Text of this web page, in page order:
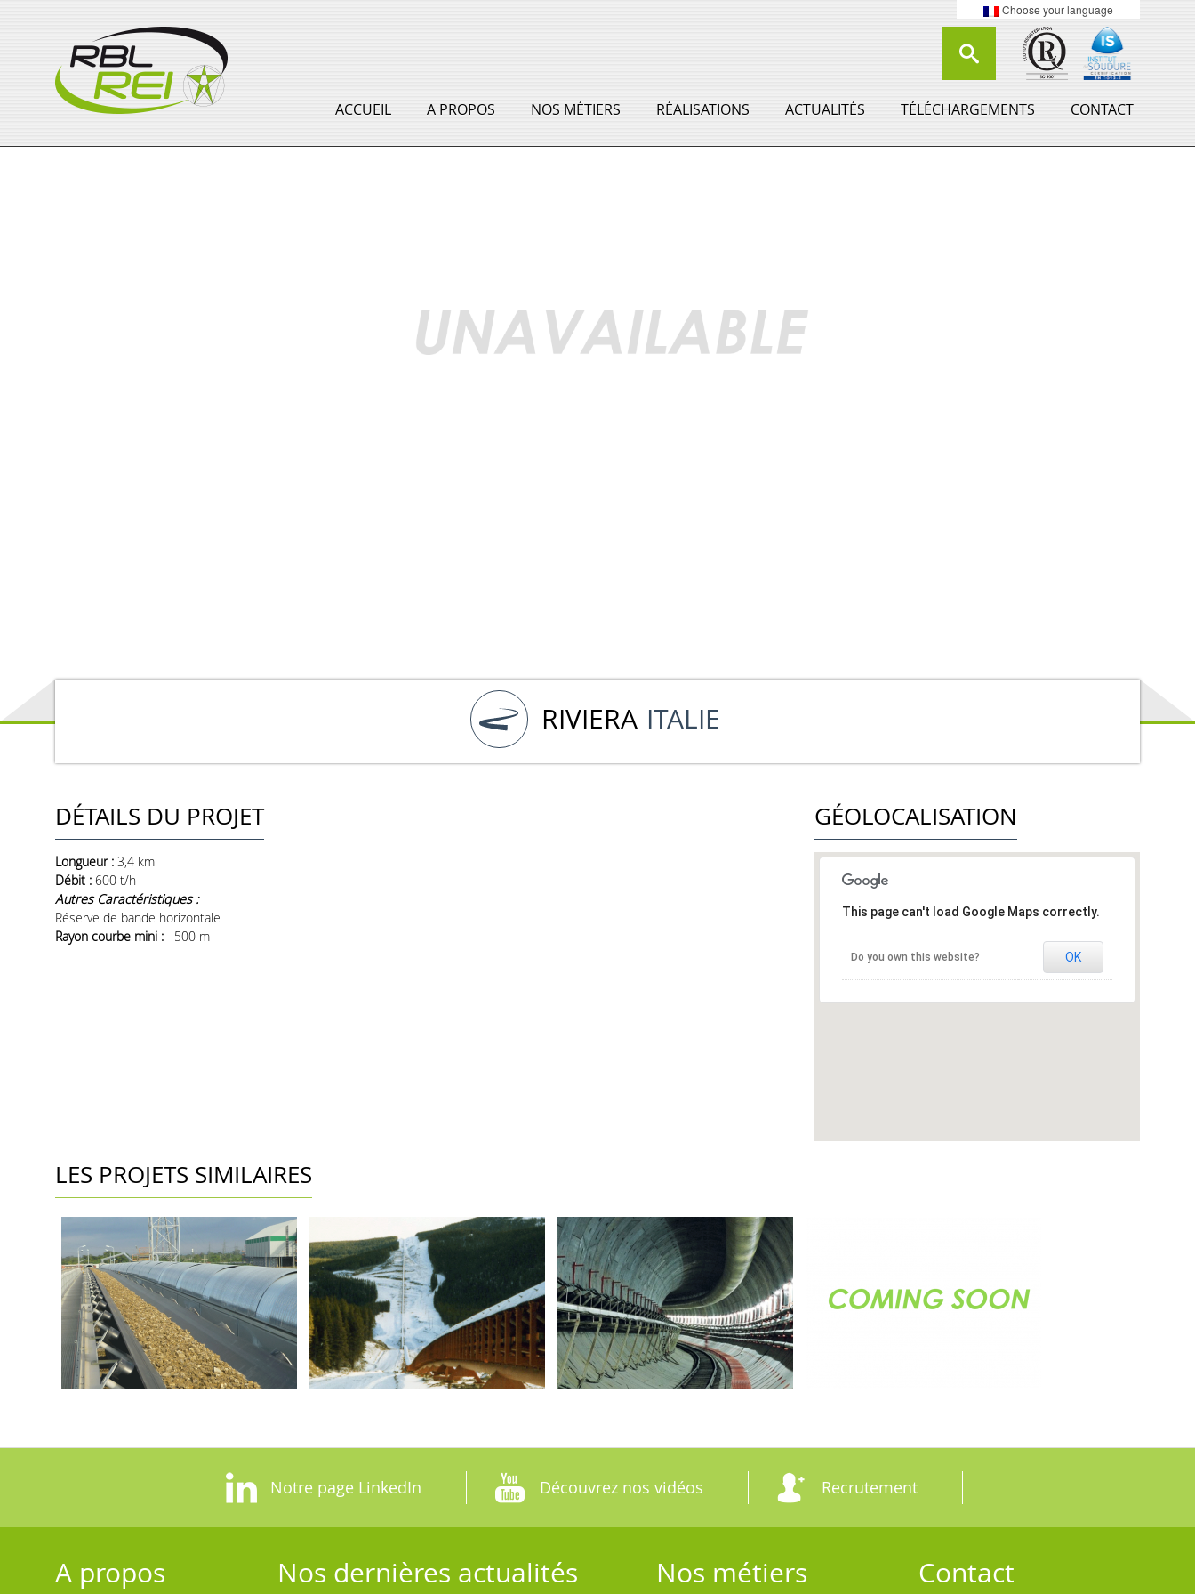
Choose your language
ACCUEIL A PROPOS NOS MÉTIERS RÉALISATIONS ACTUALITÉS TÉLÉCHARGEMENTS CONTACT
RIVIERA ITALIE
DÉTAILS DU PROJET
Longueur : 3,4 km
Débit : 600 t/h
Autres Caractéristiques :
Réserve de bande horizontale
Rayon courbe mini :
500 m
GÉOLOCALISATION
This page can't load Google Maps correctly.
Do you own this website? OK
LES PROJETS SIMILAIRES
Notre page LinkedIn Découvrez nos vidéos Recrutement
A propos Nos dernières actualités Nos métiers Contact